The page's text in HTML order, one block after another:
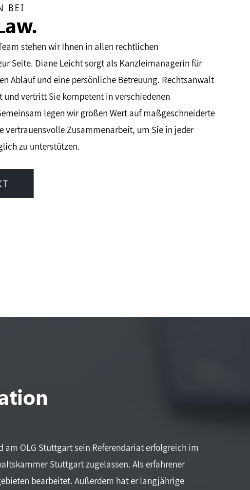
BEI
stehen wir Ihnen in allen rechtlichen
Seite. Diane Leicht sorgt als Kanzleimanagerin für
Ablauf und eine persönliche Betreuung. Rechtsanwalt
und vertritt Sie kompetent in verschiedenen
legen wir großen Wert auf maßgeschneiderte
vertrauensvolle Zusammenarbeit, um Sie in jeder
zu unterstützen.
OLG Stuttgart sein Referendariat erfolgreich im
Stuttgart zugelassen. Als erfahrener
bearbeitet. Außerdem hat er langjährige